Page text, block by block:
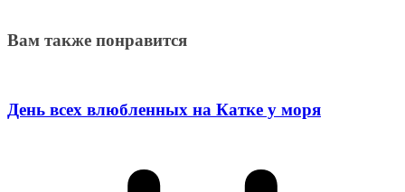
Вам также понравится
День всех влюбленных на Катке у моря